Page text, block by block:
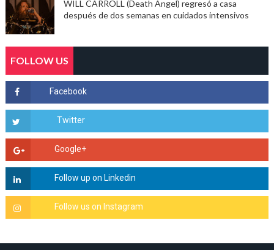
WILL CARROLL (Death Angel) regresó a casa
después de dos semanas en cuidados intensivos
FOLLOW US